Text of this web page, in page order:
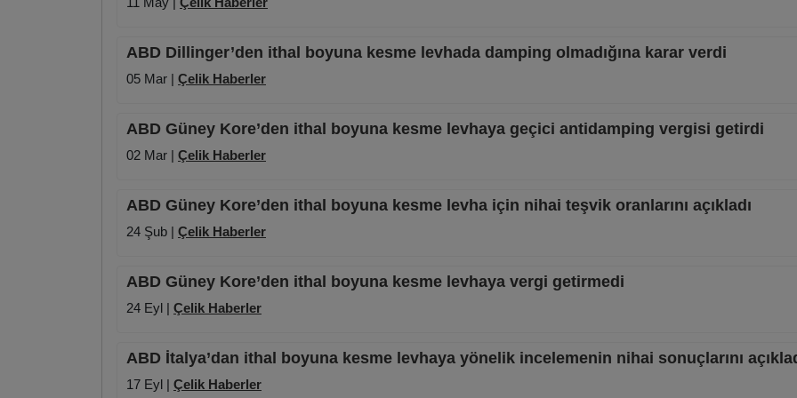
ABD Dillinger’den ithal boyuna kesme levhada damping olmadığına karar verdi
05 Mar | Çelik Haberler
ABD Güney Kore’den ithal boyuna kesme levhaya geçici antidamping vergisi getirdi
02 Mar | Çelik Haberler
ABD Güney Kore’den ithal boyuna kesme levha için nihai teşvik oranlarını açıkladı
24 Şub | Çelik Haberler
ABD Güney Kore’den ithal boyuna kesme levhaya vergi getirmedi
24 Eyl | Çelik Haberler
ABD İtalya’dan ithal boyuna kesme levhaya yönelik incelemenin nihai sonuçlarını
17 Eyl | Çelik Haberler